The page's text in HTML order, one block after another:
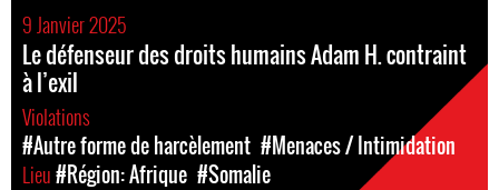
9 Janvier 2025
Le défenseur des droits humains Adam H. contraint
à l’exil
Violations
#Autre forme de harcèlement #Menaces / Intimidation
Lieu#Région: Afrique #Somalie